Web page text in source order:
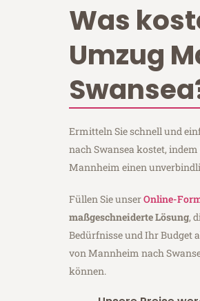
Was
Umzug
Ermitteln Sie schnell und
nach Swansea kostet,
Mannheim einen
Füllen Sie unserOnline-
maßgeschneiderte Lösung,
Bedürfnisse und Ihr Budget
von Mannheim nach
können.